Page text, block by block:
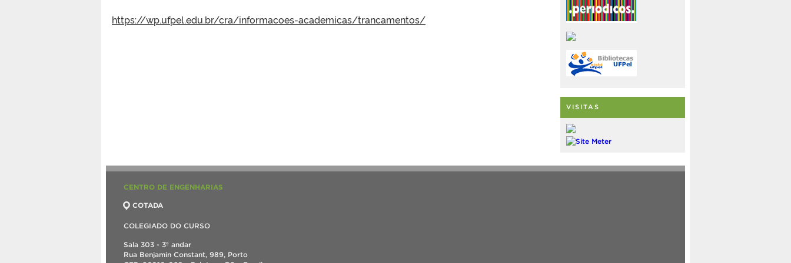
https://wp.ufpel.edu.br/cra/informacoes-academicas/trancamentos/
VISITAS
CENTRO DE ENGENHARIAS
COTADA
COLEGIADO DO CURSO
Sala 303 - 3º andar
Rua Benjamin Constant, 989, Porto